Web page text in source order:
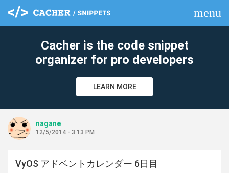
menu
Cacher is the code snippet
organizer for pro developers
LEARN MORE
nagane
12/5/2014 - 3:13 PM
VyOS アドベントカレンダー 6日目
clear